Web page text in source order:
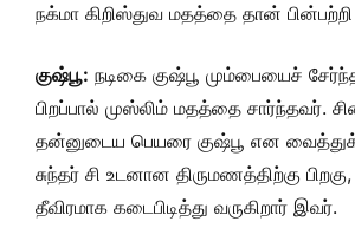
நக்மா கிறிஸ்துவ மதத்தை தான் பின்பற்றி
குஷ்பூ: நடிகை குஷ்பூ மும்பையைச்
பிறப்பால் முஸ்லிம் மதத்தை சார்ந்தவர்.
தன்னுடைய பெயரை குஷ்பூ என
சுந்தர் சி உடனான திருமணத்திற்கு
தீவிரமாக கடைபிடித்து வருகிறார் இவர்.